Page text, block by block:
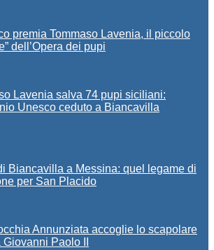
premia Tommaso Lavenia, il piccolo
dell’Opera dei pupi
Lavenia salva 74 pupi siciliani:
Unesco ceduto a Biancavilla
Biancavilla a Messina: quel legame di
per San Placido
Annunziata accoglie lo scapolare
Paolo II